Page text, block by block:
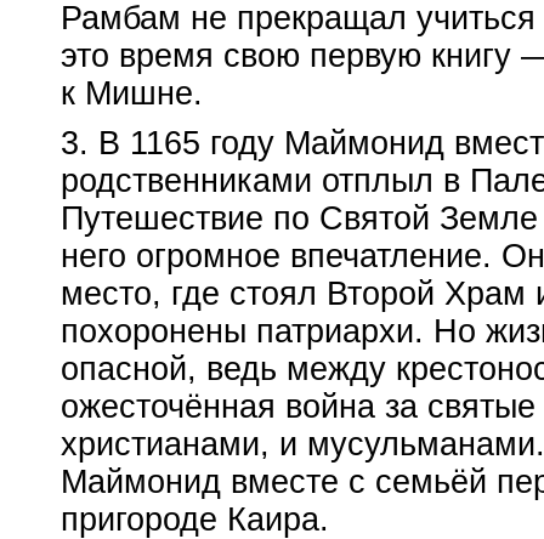
Рамбам не прекращал
это время свою первую книгу
к Мишне.
3. В 1165 году Маймонид
родственниками отплыл в
Путешествие по Святой Земле
него огромное впечатление.
место, где стоял Второй
похоронены патриархи. Но
опасной, ведь между
ожесточённая война за
христианами, и
Маймонид вместе с семьёй
пригороде Каира.